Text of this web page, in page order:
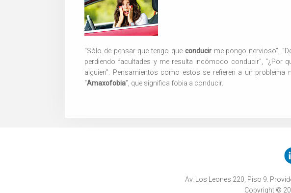
“Sólo de pensar que tengo que conducirme pongo nervioso”,
perdiendo facultades y me resulta incómodo conducir”, “¿Por
alguien”. Pensamientos como estos se refieren a un
“Amaxofobia”, que significa fobia a conducir.
Av. Los Leones 220, Piso 9.
Copyright ©